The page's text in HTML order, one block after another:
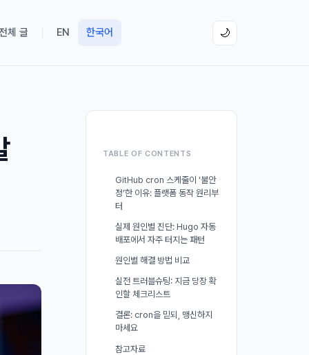
체 글 EN 한국어 🌙
TABLE OF CONTENTS
GitHub cron 스케줄이 ‘불안
정’한 이유: 플랫폼 동작 원리부
터
실제 원인별 진단: Hugo 자동
배포에서 자주 터지는 패턴
원인별 해결 방법 비교
실전 트러블슈팅: 지금 당장 확
인할 체크리스트
결론: cron을 믿되, 맹신하지
마세요
참고자료